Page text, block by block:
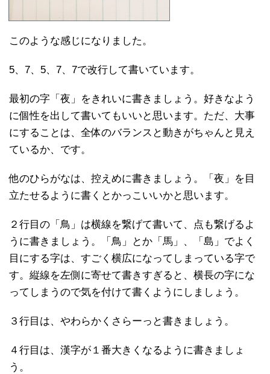
このような感じになりました。
5、7、5、7、7で改行して書いています。
最初の字「夜」をきれいに書きましょう。好きなよう
に個性を出して書いてもいいと思います。ただ、大事
にすることは、全体のバランスと動きがちゃんと見え
ているか、です。
他のひらがなは、控えめに書きましょう。「夜」を目
立たせるように書くとかっこいいかと思います。
２行目の「鳥」は横線を繋げて書いて、点も繋げるよ
うに書きましょう。「鳥」とか「馬」、「島」でよく
目にする字は、すごく横広になってしまっている字で
す。縦線を左側に寄せて書きすぎると、横長の字にな
ってしまうので気を付けて書くようにしましょう。
３行目は、やわらかくさらーっと書きましょう。
４行目は、漢字が１番大きくなるように書きましょ
う。